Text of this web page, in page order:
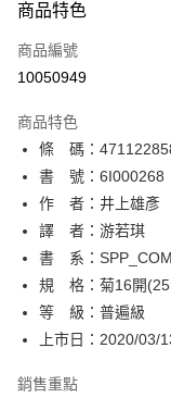
信用卡一次付款
超商取貨付款
相關說明
【關於「AFTEE先享後
AFTEE先享後付是「在
便利好安心！
１．簡單：不需註冊會
２．便利：只要手機號碼
３．安心：先確認商品
【「AFTEE先享後付」
１．於結帳方式選擇「
結帳頁面，進行簡訊認
２．訂單成立數日內，
ATM／網路銀行／等多
ATM付款
運送方式
全家取貨付款
每筆NT$80，滿
付款後全家取貨
商品特色
商品編號
10050949
商品特色
條 碼：
書 號：6I000268
作 者：井上雄彥
譯 者：游若琪
書 系：
規 格：菊16開
等 級：普遍級
上市日：2020/03/
銷售重點